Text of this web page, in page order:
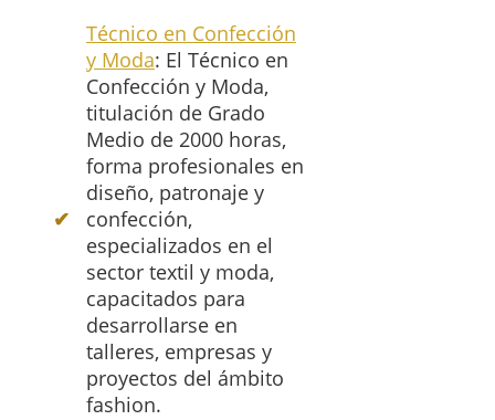
Técnico en Confección
y Moda: El Técnico en
Confección y Moda,
titulación de Grado
Medio de 2000 horas,
forma profesionales en
diseño, patronaje y
confección,
especializados en el
sector textil y moda,
capacitados para
desarrollarse en
talleres, empresas y
proyectos del ámbito
fashion.